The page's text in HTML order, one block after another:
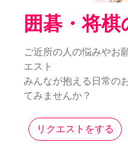
囲碁・将
ご近所の人の悩みやお
エスト
みんなが抱える日常の
てみませんか？
リクエストをする